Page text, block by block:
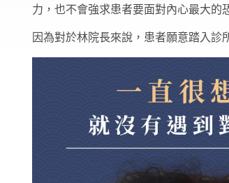
力，也不會強求患者要面對內心最大的
因為對於林院長來說，患者願意踏入診